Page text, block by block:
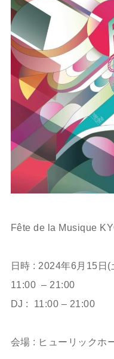
Fête de la Musique
日時 : 2024年6月15日(
11:00 – 21:00
DJ : 11:00 – 21:00
会場 : ヒューリックホ